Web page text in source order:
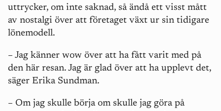
uttrycker, om inte saknad, så ändå ett visst mått
av nostalgi över att företaget växt ur sin tidigare
lönemodell.
– Jag känner wow över att ha fått varit med på
den här resan. Jag är glad över att ha upplevt det,
säger Erika Sundman.
– Om jag skulle börja om skulle jag göra på